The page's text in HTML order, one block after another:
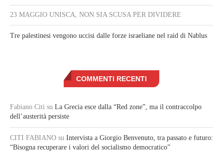
23 MAGGIO UNISCA, NON SIA SCUSA PER DIVIDERE
Tre palestinesi vengono uccisi dalle forze israeliane nel raid di Nablus
COMMENTI RECENTI
Fabiano Citi su La Grecia esce dalla “Red zone”, ma il contraccolpo
dell’austerità persiste
CITI FABIANO su Intervista a Giorgio Benvenuto, tra passato e futuro:
“Bisogna recuperare i valori del socialismo democratico”